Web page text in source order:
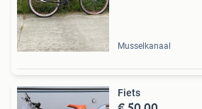
Musselkanaal
Fiets